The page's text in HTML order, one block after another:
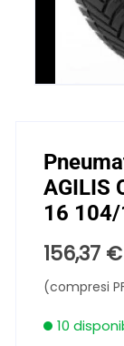
AGILIS
16
156,37 €
(compresi
10